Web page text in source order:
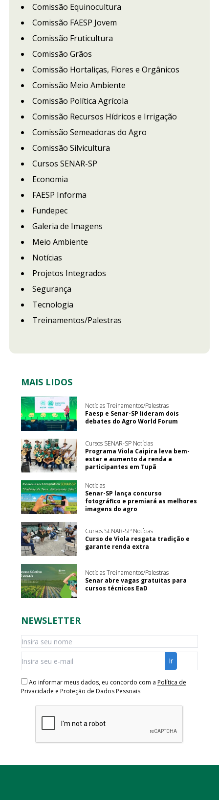
Comissão Equinocultura
Comissão FAESP Jovem
Comissão Fruticultura
Comissão Grãos
Comissão Hortaliças, Flores e Orgânicos
Comissão Meio Ambiente
Comissão Política Agrícola
Comissão Recursos Hídricos e Irrigação
Comissão Semeadoras do Agro
Comissão Silvicultura
Cursos SENAR-SP
Economia
FAESP Informa
Fundepec
Galeria de Imagens
Meio Ambiente
Notícias
Projetos Integrados
Segurança
Tecnologia
Treinamentos/Palestras
MAIS LIDOS
Notícias Treinamentos/Palestras
Faesp e Senar-SP lideram dois
debates do Agro World Forum
Cursos SENAR-SP Notícias
Programa Viola Caipira leva bem-
estar e aumento da renda a
participantes em Tupã
Notícias
Senar-SP lança concurso
fotográfico e premiará as melhores
imagens do agro
Cursos SENAR-SP Notícias
Curso de Viola resgata tradição e
garante renda extra
Notícias Treinamentos/Palestras
Senar abre vagas gratuitas para
cursos técnicos EaD
NEWSLETTER
Ao informar meus dados, eu concordo com a Política de
Privacidade e Proteção de Dados Pessoais